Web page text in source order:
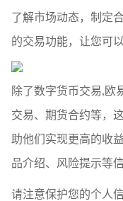
了解市场动态，制定
的交易功能，让您可
除了数字货币交易,欧
交易、期货合约等，
助他们实现更高的收
品介绍、风险提示等
请注意保护您的个人